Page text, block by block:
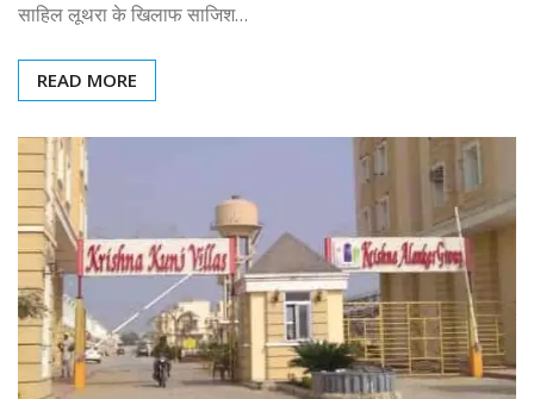
साहिल लूथरा के खिलाफ साजिश…
READ MORE